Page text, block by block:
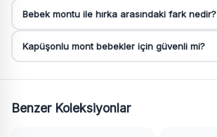
Bebek montu ile hırka arasındaki fark nedir?
Kapüşonlu mont bebekler için güvenli mi?
Benzer Koleksiyonlar